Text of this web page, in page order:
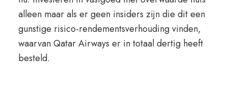
alleen maar als er geen insiders zijn die dit een
gunstige risico-rendementsverhouding vinden,
waarvan Qatar Airways er in totaal dertig heeft
besteld.